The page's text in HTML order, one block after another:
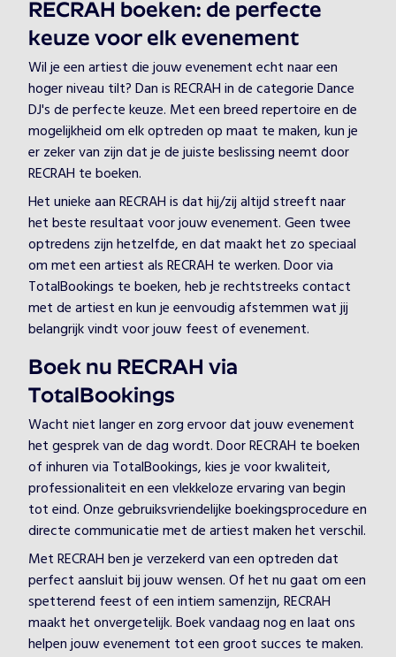
RECRAH boeken: de perfecte
keuze voor elk evenement
Wil je een artiest die jouw evenement echt naar een
hoger niveau tilt? Dan is RECRAH in de categorie Dance
DJ's de perfecte keuze. Met een breed repertoire en de
mogelijkheid om elk optreden op maat te maken, kun je
er zeker van zijn dat je de juiste beslissing neemt door
RECRAH te boeken.
Het unieke aan RECRAH is dat hij/zij altijd streeft naar
het beste resultaat voor jouw evenement. Geen twee
optredens zijn hetzelfde, en dat maakt het zo speciaal
om met een artiest als RECRAH te werken. Door via
TotalBookings te boeken, heb je rechtstreeks contact
met de artiest en kun je eenvoudig afstemmen wat jij
belangrijk vindt voor jouw feest of evenement.
Boek nu RECRAH via
TotalBookings
Wacht niet langer en zorg ervoor dat jouw evenement
het gesprek van de dag wordt. Door RECRAH te boeken
of inhuren via TotalBookings, kies je voor kwaliteit,
professionaliteit en een vlekkeloze ervaring van begin
tot eind. Onze gebruiksvriendelijke boekingsprocedure en
directe communicatie met de artiest maken het verschil.
Met RECRAH ben je verzekerd van een optreden dat
perfect aansluit bij jouw wensen. Of het nu gaat om een
spetterend feest of een intiem samenzijn, RECRAH
maakt het onvergetelijk. Boek vandaag nog en laat ons
helpen jouw evenement tot een groot succes te maken.